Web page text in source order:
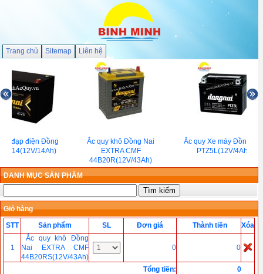
Trang chủ Sitemap Liên hệ
đạp điện Đồng
14(12V/14Ah)
Ắc quy khô Đồng Nai
EXTRA CMF
44B20R(12V/43Ah)
Ắc quy Xe máy Đồng Nai
PTZ5L(12V/4Ah)
DANH MỤC SẢN PHẨM
Giỏ hàng
STT
Sản phẩm SL Đơn giá Thành tiền Xóa
1
Ắc quy khô Đồng
Nai EXTRA CMF
44B20RS(12V/43Ah)
0 0
Tổng tiền:
0